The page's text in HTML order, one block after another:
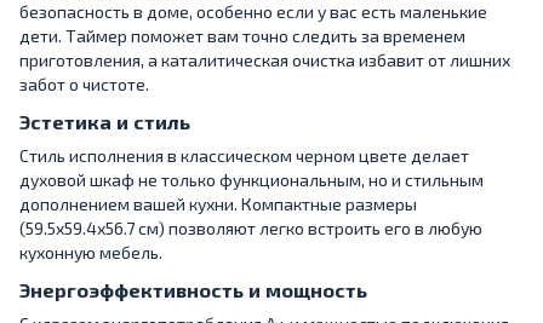
безопасность в доме, особенно если у вас есть маленькие
дети. Таймер поможет вам точно следить за временем
приготовления, а каталитическая очистка избавит от лишних
забот о чистоте.
Эстетика и стиль
Стиль исполнения в классическом черном цвете делает
духовой шкаф не только функциональным, но и стильным
дополнением вашей кухни. Компактные размеры
(59.5x59.4x56.7 см) позволяют легко встроить его в любую
кухонную мебель.
Энергоэффективность и мощность